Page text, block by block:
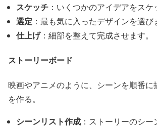
スケッチ ：いくつかのアイデアをスケ
選定 ：最も気に入ったデザインを選び
仕上げ：細部を整えて完成させます。
ストーリーボード
映画やアニメのように、シーンを順番に
を作る。
シーンリスト作成 ：ストーリーのシ